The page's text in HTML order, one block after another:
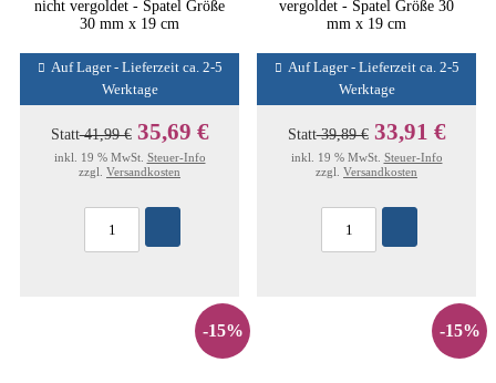
nicht vergoldet - Spatel Größe
30 mm x 19 cm
Auf Lager - Lieferzeit ca. 2-5
Werktage
Statt41,99 € 35,69 €
inkl. 19 % MwSt. Steuer-Info
zzgl. Versandkosten
vergoldet - Spatel Größe 30
mm x 19 cm
Auf Lager - Lieferzeit ca. 2-5
Werktage
Statt39,89 € 33,91 €
inkl. 19 % MwSt. Steuer-Info
zzgl. Versandkosten
-15% -15%